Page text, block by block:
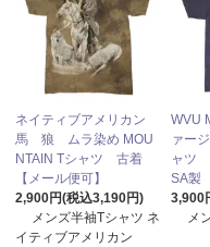
ネイティブアメリカン
馬 狼 ムラ染め MOU
NTAIN Tシャツ 古着
【メール便可】
2,900円(税込3,190円)
メンズ半袖Tシャツ ネ
イティブアメリカン
WVU
ァー
ャツ
SA製
3,900
メ